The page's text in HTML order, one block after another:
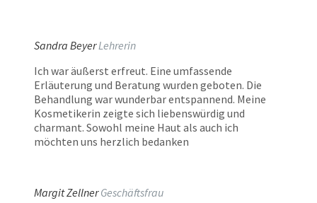
Sandra BeyerLehrerin
Ich war äußerst erfreut. Eine umfassende
Erläuterung und Beratung wurden geboten. Die
Behandlung war wunderbar entspannend. Meine
Kosmetikerin zeigte sich liebenswürdig und
charmant. Sowohl meine Haut als auch ich
möchten uns herzlich bedanken
Margit ZellnerGeschäftsfrau